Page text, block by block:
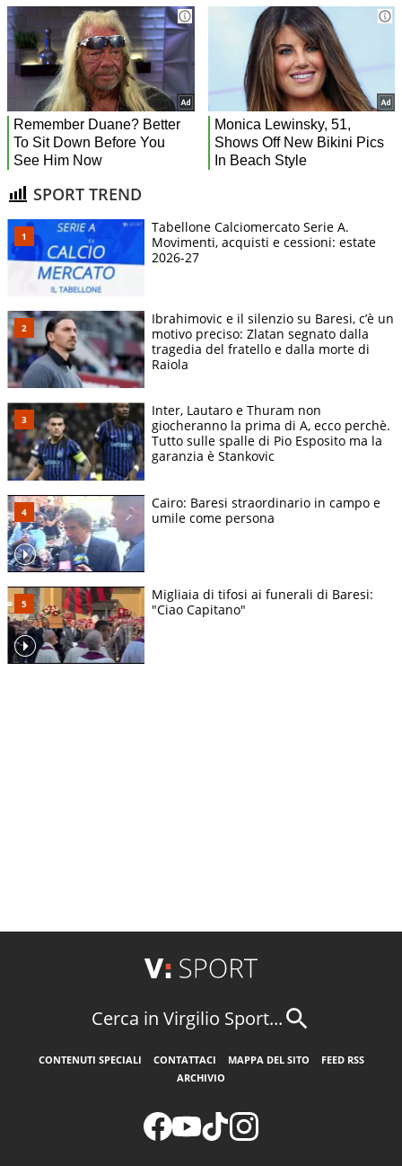
SPORT TREND
Tabellone Calciomercato Serie A.
Movimenti, acquisti e cessioni: estate
2026-27
Ibrahimovic e il silenzio su Baresi, c’è un
motivo preciso: Zlatan segnato dalla
tragedia del fratello e dalla morte di
Raiola
Inter, Lautaro e Thuram non
giocheranno la prima di A, ecco perchè.
Tutto sulle spalle di Pio Esposito ma la
garanzia è Stankovic
Cairo: Baresi straordinario in campo e
umile come persona
Migliaia di tifosi ai funerali di Baresi:
"Ciao Capitano"
Cerca in Virgilio Sport...
CONTENUTI SPECIALI CONTATTACI MAPPA DEL SITO
FEED RSS
ARCHIVIO